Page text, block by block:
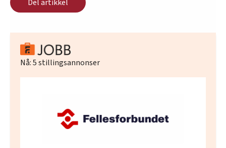
Del artikkel
Nå:5stillingsannonser